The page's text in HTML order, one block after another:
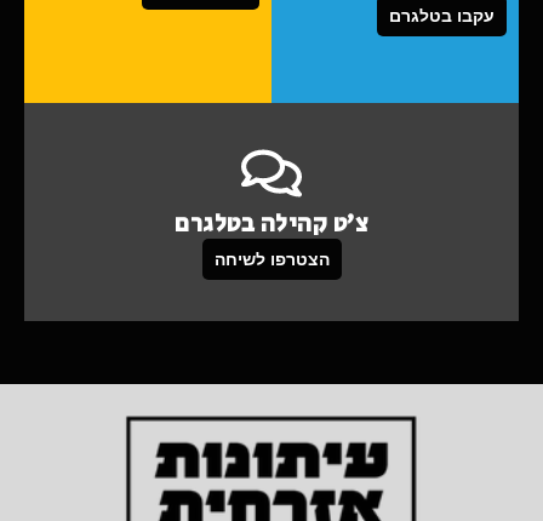
עקבו בטלגרם
צ'ט קהילה בטלגרם
הצטרפו לשיחה